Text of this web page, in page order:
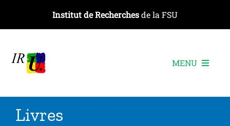
contenu
Institut de Recherchesde la FSU
MENU
Les recherches
Livres